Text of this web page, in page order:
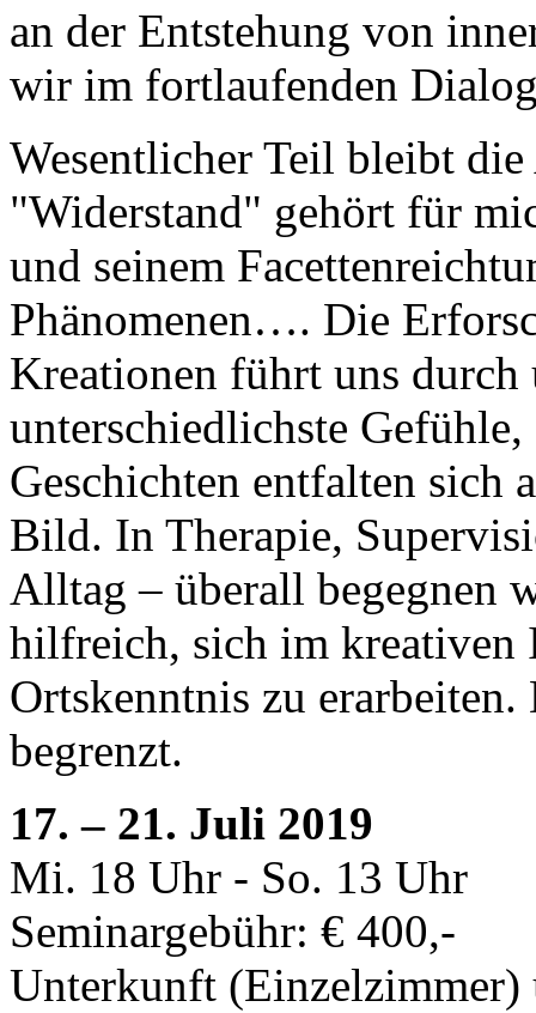
an der Entstehung von
wir im fortlaufenden
Wesentlicher Teil bleibt
"Widerstand" gehört für
und seinem
Phänomenen…. Die
Kreationen führt uns durch
unterschiedlichste
Geschichten entfalten sich
Bild. In Therapie,
Alltag – überall begegnen
hilfreich, sich im kreativen
Ortskenntnis zu
begrenzt.
17. – 21. Juli 2019
Mi. 18 Uhr - So. 13 Uhr
Seminargebühr: € 400,-
Unterkunft